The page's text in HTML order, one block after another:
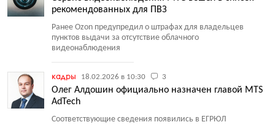
рекомендованных для ПВЗ
Ранее Ozon предупредил о штрафах для владельцев
пунктов выдачи за отсутствие облачного
видеонаблюдения
кадры 18.02.2026 в 10:30 3
Олег Алдошин официально назначен главой MTS
AdTech
Соответствующие сведения появились в ЕГРЮЛ